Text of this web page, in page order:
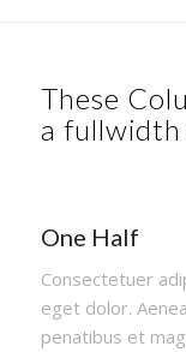
These
a fullwidth
One Half
Consectetuer
eget dolor.
penatibus et